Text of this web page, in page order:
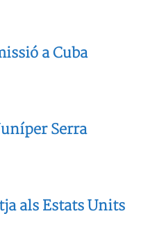
a Cuba
Serra
als Estats Units